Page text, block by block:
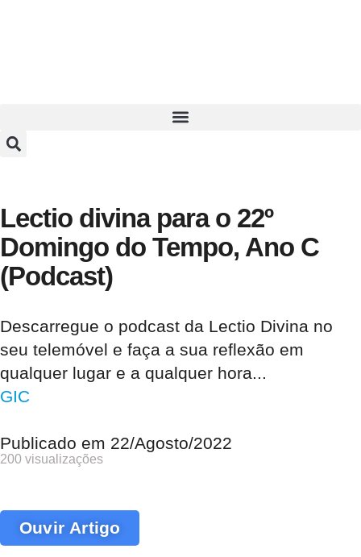
Lectio divina para o 22º
Domingo do Tempo, Ano C
(Podcast)
Descarregue o podcast da Lectio Divina no
seu telemóvel e faça a sua reflexão em
qualquer lugar e a qualquer hora...
GIC
Publicado em 22/Agosto/2022
200 visualizações
Ouvir Artigo